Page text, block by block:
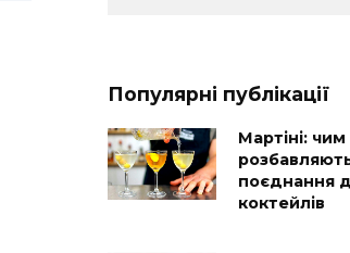
Популярні публікації
Мартіні: чим
поєднання
коктейлів